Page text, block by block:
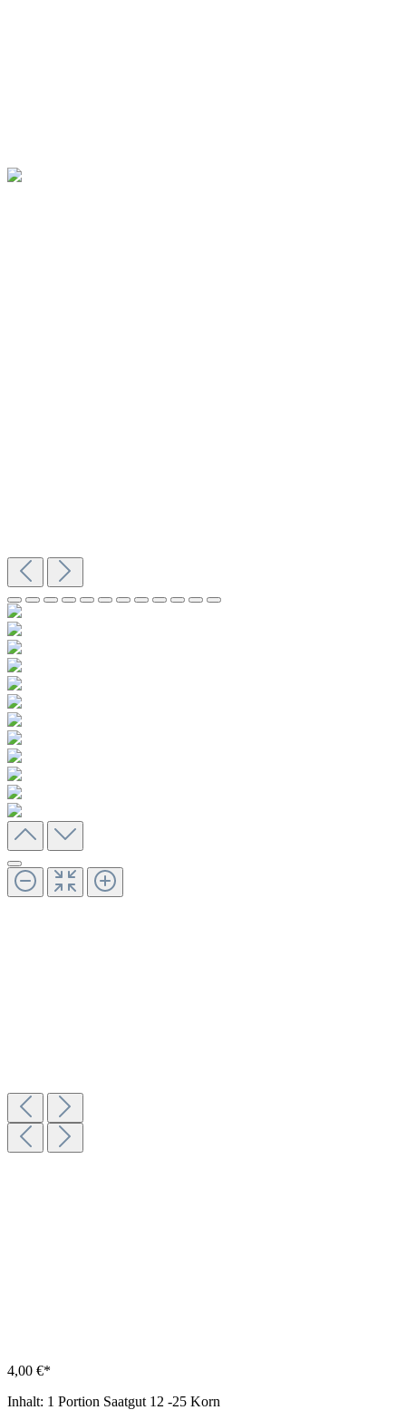
4,00 €*
Inhalt: 1 Portion Saatgut 12 -25 Korn